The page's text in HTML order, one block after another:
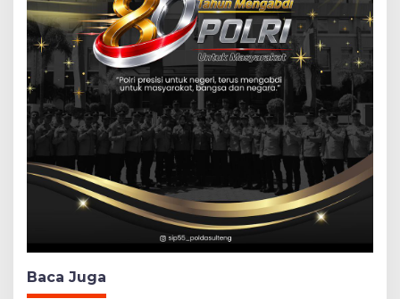
Baca Juga